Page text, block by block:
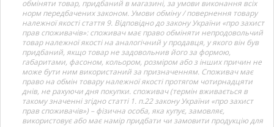
обміняти товар, придбаний в магазині, за умови виконання всіх
норм передбачених законом. Умови обміну / повернення товару
належної якості стаття 9. Відповідно до закону України «про захист
прав споживачів»: споживач має право обміняти непродовольчий
товар належної якості на аналогічний у продавця, у якого він був
придбаний, якщо товар не задовольнив його за формою,
габаритами, фасоном, кольором, розміром або з інших причин не
може бути ним використаний за призначенням. Споживач має
право на обмін товару належної якості протягом чотирнадцяти
днів, не рахуючи дня покупки. споживач (термін вживається в
такому значенні згідно статті 1. п.22 закону України «про захист
прав споживачів») – фізична особа, яка купує, замовляє,
використовує або має намір придбати чи замовити продукцію для